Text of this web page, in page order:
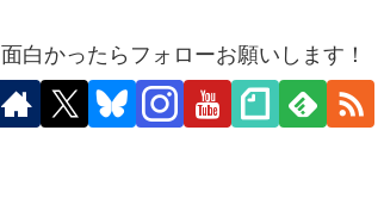
面白かったらフォローお願いします！